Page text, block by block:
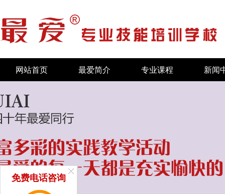
网站首页 最爱简介 专业课程 新闻
免费电话咨询